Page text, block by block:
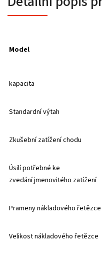
Model
kapacita​
Standardní výtah​
Zkušební zatížení chodu​
Úsilí potřebné ke
zvedání jmenovitého zatížení​
Prameny nákladového řetězce​
Velikost nákladového řetězce​